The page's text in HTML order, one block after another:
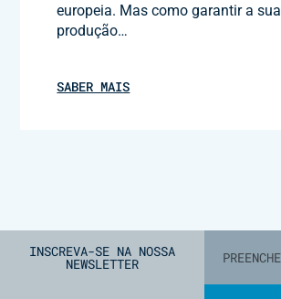
europeia. Mas como garantir a sua
produção…
SABER MAIS
INSCREVA-SE NA NOSSA
NEWSLETTER